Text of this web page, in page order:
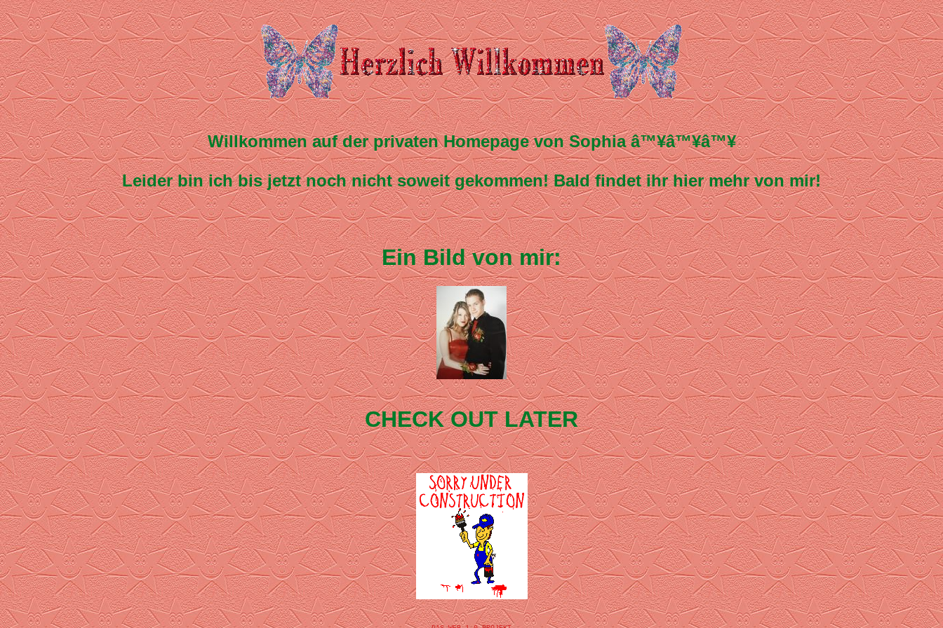
Willkommen auf der privaten Homepage von Sophia â™¥â™¥â™¥
Leider bin ich bis jetzt noch nicht soweit gekommen! Bald findet ihr hier mehr von mir!
Ein Bild von mir:
CHECK OUT LATER